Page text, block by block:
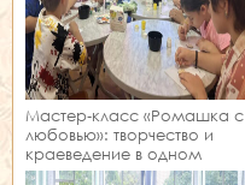
Мастер‑класс «Ромашка с
любовью»: творчество и
краеведение в одном
занятии!